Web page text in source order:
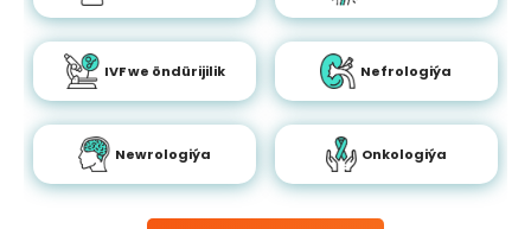
IVF we öndürijilik Nefrologiýa
Newrologiýa Onkologiýa